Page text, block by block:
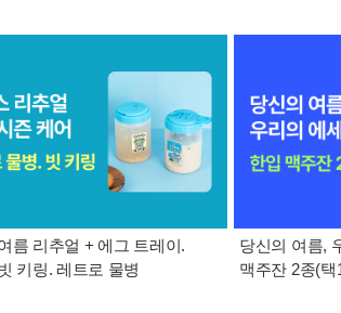
름 리추얼 + 에그 트레이.
키링. 레트로 물병
당신의 여름,
맥주잔 2종(택